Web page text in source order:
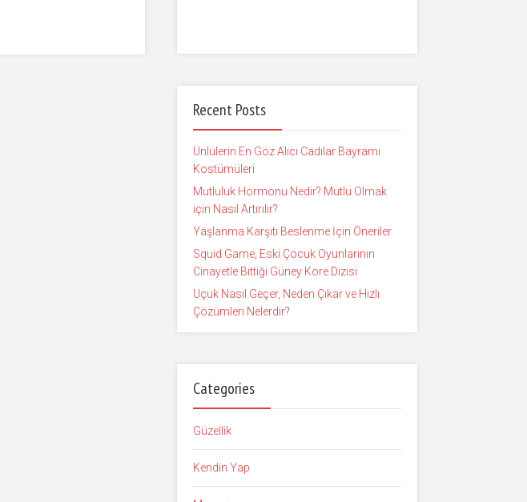
Recent Posts
Ünlülerin En Göz Alıcı Cadılar Bayramı
Kostümüleri
Mutluluk Hormonu Nedir? Mutlu Olmak
için Nasıl Artırılır?
Yaşlanma Karşıtı Beslenme İçin Öneriler
Squid Game, Eski Çocuk Oyunlarının
Cinayetle Bittiği Güney Kore Dizisi
Uçuk Nasıl Geçer, Neden Çıkar ve Hızlı
Çözümleri Nelerdir?
Categories
Güzellik
Kendin Yap